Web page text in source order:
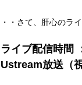
・・さて、肝心のラ
ライブ配信時間
Ustream放送（